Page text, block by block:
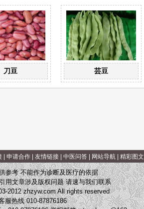
刀豆 芸豆
| 申请合作| 友情链接| 中医问答| 网站导航| 精彩图文
参考 不能作为诊断及医疗的依据
用文章涉及版权问题 请速与我们联系
2012 zhzyw.com All rights reserved
服热线 010-87876186